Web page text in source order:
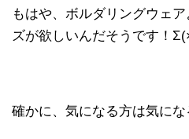
もはや、ボルダリングウェ
ズが欲しいんだそうです！
確かに、気になる方は気にな